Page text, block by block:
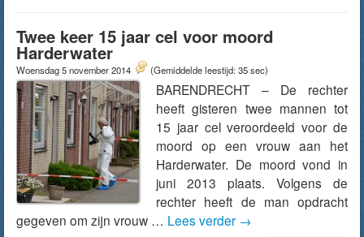
Twee keer 15 jaar cel voor moord
Harderwater
Woensdag 5 november 2014 (Gemiddelde leestijd: 35 sec)
BARENDRECHT – De rechter
heeft gisteren twee mannen tot
15 jaar cel veroordeeld voor de
moord op een vrouw aan het
Harderwater. De moord vond in
juni 2013 plaats. Volgens de
rechter heeft de man opdracht
gegeven om zijn vrouw … Lees verder →